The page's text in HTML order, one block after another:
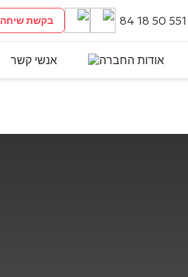
בקשת שיחה
אודות החברה אנשי קשר